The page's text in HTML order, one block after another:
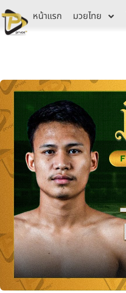
Skip
to
content
หน้าแรก มวยไทย